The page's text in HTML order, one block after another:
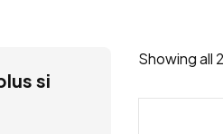
si
Showing all